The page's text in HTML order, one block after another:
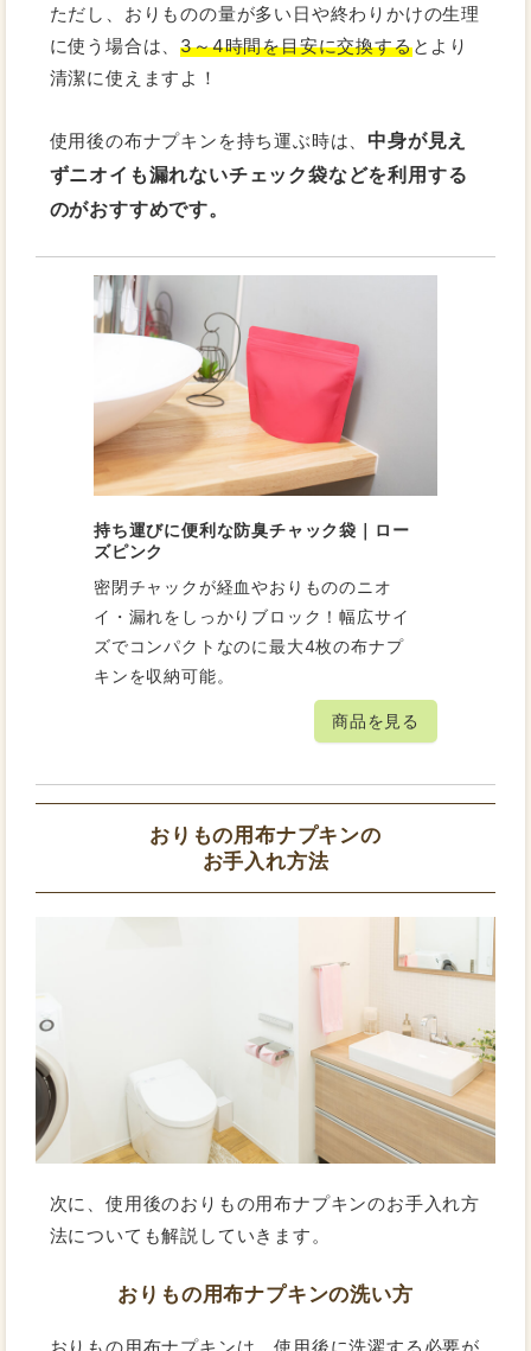
ただし、おりものの量が多い日や終わりかけの生理
に使う場合は、3～4時間を目安に交換するとより
清潔に使えますよ！
使用後の布ナプキンを持ち運ぶ時は、 中身が見え
ずニオイも漏れないチェック袋などを利用する
のがおすすめです。
持ち運びに便利な防臭チャック袋｜ロー
ズピンク
密閉チャックが経血やおりもののニオ
イ・漏れをしっかりブロック！幅広サイ
ズでコンパクトなのに最大4枚の布ナプ
キンを収納可能。
商品を見る
おりもの用布ナプキンの
お手入れ方法
次に、使用後のおりもの用布ナプキンのお手入れ方
法についても解説していきます。
おりもの用布ナプキンの洗い方